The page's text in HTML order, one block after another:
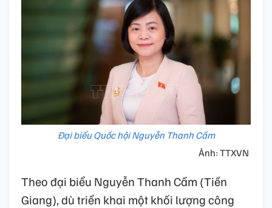
Đại biểu Quốc hội Nguyễn Thanh Cầm
Ảnh: TTXVN
Theo đại biểu Nguyễn Thanh Cầm (Tiền
Giang), dù triển khai một khối lượng công